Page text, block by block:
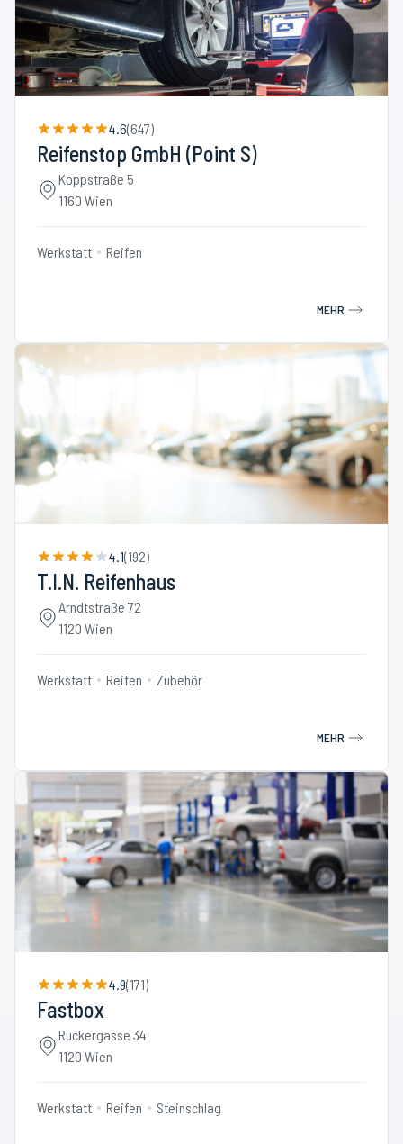
4.6(647)
Reifenstop GmbH (Point S)
Koppstraße 5
1160 Wien
Werkstatt Reifen
MEHR
4.1(192)
T.I.N. Reifenhaus
Arndtstraße 72
1120 Wien
Werkstatt Reifen Zubehör
MEHR
4.9(171)
Fastbox
Ruckergasse 34
1120 Wien
Werkstatt Reifen Steinschlag